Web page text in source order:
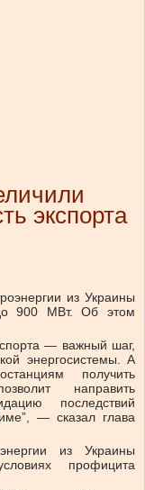
экспорта
из Украины
900 МВт. Об этом
— важный шаг,
энергосистемы. А
получить
направить
последствий
, — сказал глава
из Украины
профицита